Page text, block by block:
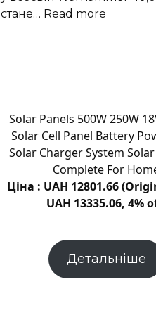
стане… Read more
40,000
з
Solar Panels 500W 250W
Solar Cell Panel Battery
Solar Charger System
Complete For
Ціна : UAH 12801.66
UAH 13335.06, 4%
Детальніше